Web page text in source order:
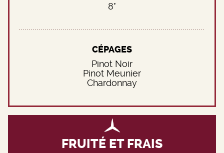
FRUITÉ ET FRAIS
8°
CÉPAGES
Pinot Noir
Pinot Meunier
Chardonnay